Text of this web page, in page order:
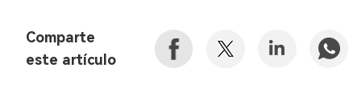
Comparte
este artículo